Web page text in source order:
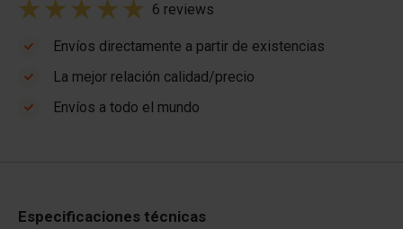
6 reviews
Envíos directamente a partir de existencias
La mejor relación calidad/precio
Envíos a todo el mundo
Especificaciones técnicas